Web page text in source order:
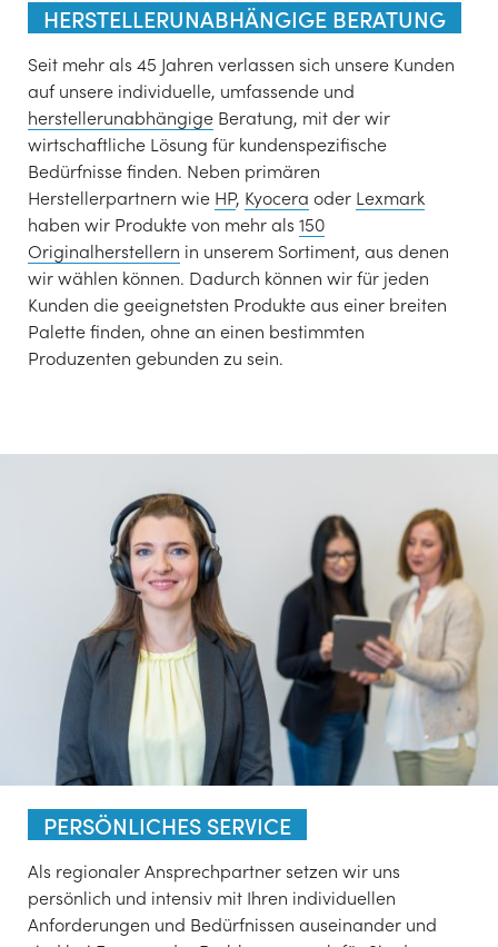
HERSTELLERUNABHÄNGIGE BERATUNG
Seit mehr als 45 Jahren verlassen sich unsere Kunden
auf unsere individuelle, umfassende und
herstellerunabhängige Beratung, mit der wir
wirtschaftliche Lösung für kundenspezifische
Bedürfnisse finden. Neben primären
Herstellerpartnern wie HP, Kyocera oder Lexmark
haben wir Produkte von mehr als 150
Originalherstellern in unserem Sortiment, aus denen
wir wählen können. Dadurch können wir für jeden
Kunden die geeignetsten Produkte aus einer breiten
Palette finden, ohne an einen bestimmten
Produzenten gebunden zu sein.
PERSÖNLICHES SERVICE
Als regionaler Ansprechpartner setzen wir uns
persönlich und intensiv mit Ihren individuellen
Anforderungen und Bedürfnissen auseinander und